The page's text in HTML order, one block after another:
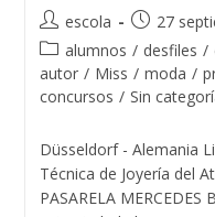
Autor
de
la
entrada:
escola
Publicación
de
la
entrada:
27
Categoría
de
la
alumnos / desfiles /
autor / Miss / moda /
concursos / Sin
Düsseldorf - Alemania
Técnica de Joyería del
PASARELA